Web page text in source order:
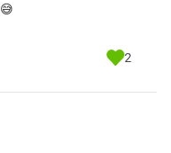
2